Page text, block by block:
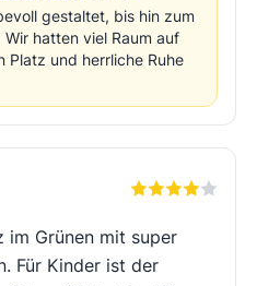
gestaltet, bis hin zum
hatten viel Raum auf
Platz und herrliche Ruhe
im Grünen mit super
Für Kinder ist der